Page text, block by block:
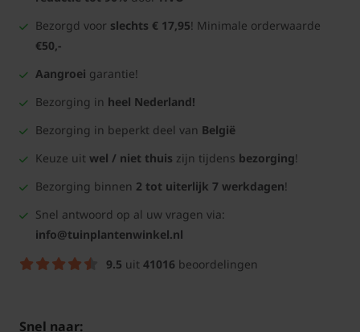
Bezorgd voor slechts € 17,95! Minimale orderwaarde
€50,-
Aangroei garantie!
Bezorging in heel Nederland!
Bezorging in beperkt deel van België
Keuze uit wel / niet thuis zijn tijdens bezorging!
Bezorging binnen 2 tot uiterlijk 7 werkdagen!
Snel antwoord op al uw vragen via:
info@tuinplantenwinkel.nl
9.5 uit 41016 beoordelingen
Snel naar: